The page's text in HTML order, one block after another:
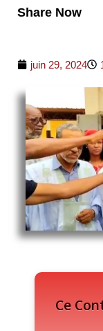
Share Now
juin 29, 2024
Ce